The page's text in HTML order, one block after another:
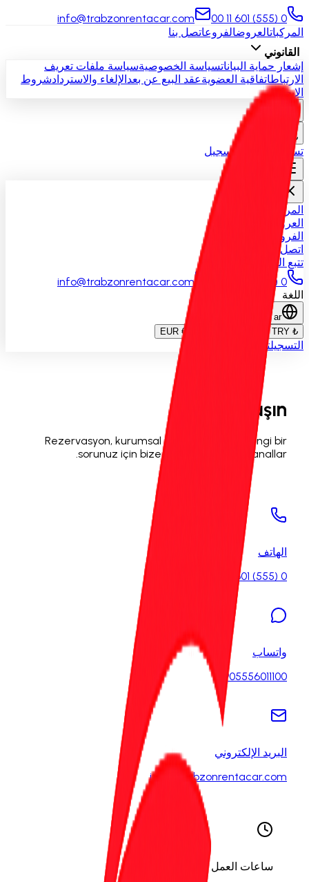
0 (555) 601 11 00
info@trabzonrentacar.com
المركباتالعروضالفروعاتصل بنا
القانوني
إشعار حماية البياناتسياسة الخصوصيةسياسة ملفات تعريف
الارتباطاتفاقية العضويةعقد البيع عن بعدالإلغاء والاستردادشروط
الإيجار
₺ TRY
تسجيل الدخول التسجيل
المركبات
العروض
الفروع
اتصل بنا
تتبع الحجز
0 (555) 601 11 00
info@trabzonrentacar.com
اللغة
ar
₺ TRY
€ EUR
التسجيلتسجيل الدخول
Bize Ulaşın
Rezervasyon, kurumsal işbirlikleri ve herhangi bir
sorunuz için bize ulaşabileceğiniz kanallar.
الهاتف
0 (555) 601 11 00
واتساب
905556011100
البريد الإلكتروني
info@trabzonrentacar.com
ساعات العمل